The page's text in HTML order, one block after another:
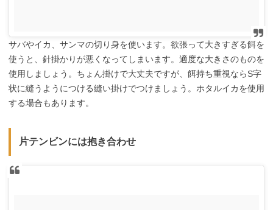
サバやイカ、サンマの切り身を使います。欲張って大きすぎる餌を
使うと、針掛かりが悪くなってしまいます。適度な大きさのものを
使用しましょう。ちょん掛けで大丈夫ですが、餌持ち重視ならS字
状に縫うようにつける縫い掛けでつけましょう。ホタルイカを使用
する場合もあります。
片テンビンには抱き合わせ